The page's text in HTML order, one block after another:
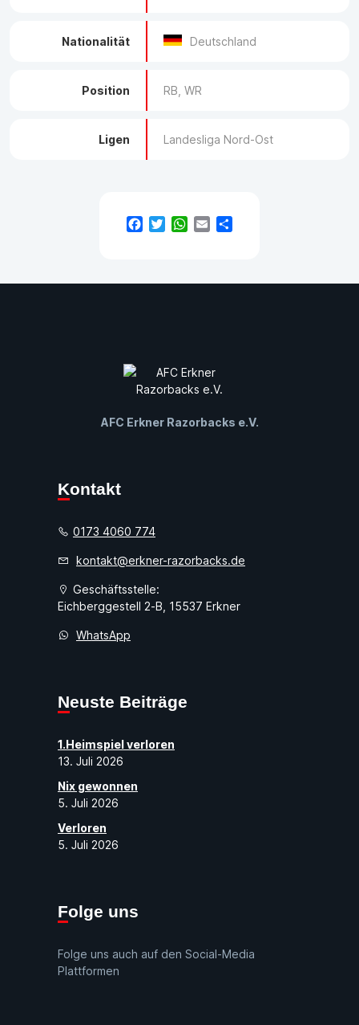
Nationalität Deutschland
Position RB, WR
Ligen Landesliga Nord-Ost
Facebook
TwitterWhatsApp
Email
AFC Erkner Razorbacks e.V.
Kontakt
0173 4060 774
kontakt@erkner-razorbacks.de
Geschäftsstelle:
Eichberggestell 2-B, 15537 Erkner
WhatsApp
Neuste Beiträge
1.Heimspiel verloren
13. Juli 2026
Nix gewonnen
5. Juli 2026
Verloren
5. Juli 2026
Folge uns
Folge uns auch auf den Social-Media
Plattformen